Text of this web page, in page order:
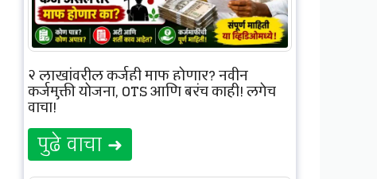
२ लाखांवरील कर्जही माफ होणार? नवीन
कर्जमुक्ती योजना, OTS आणि बरंच काही! लगेच
वाचा!
पुढे वाचा ➜